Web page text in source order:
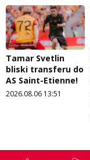
Tamar Svetlin
bliski transferu do
AS Saint-Etienne!
2026.08.06 13:51